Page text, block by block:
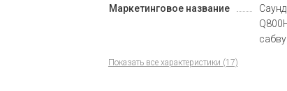
Маркетинговое название
Показать все характеристики (17)